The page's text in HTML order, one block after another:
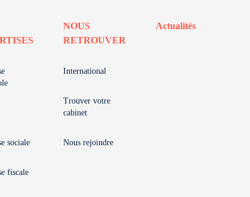
sociale
fiscale
NOUS
RETROUVER
International
Trouver votre
cabinet
Nous rejoindre
Actualités